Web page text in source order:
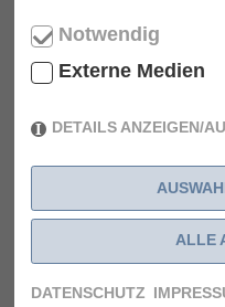
Notwendig
Externe Medien
DETAILS ANZEIGEN/
ALLE
DATENSCHUTZ